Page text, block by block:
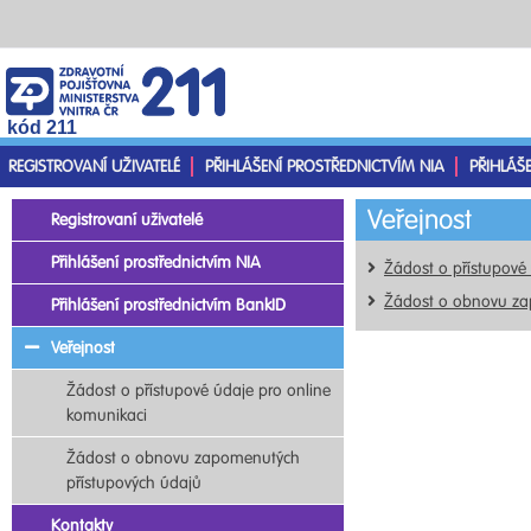
kód 211
REGISTROVANÍ UŽIVATELÉ
PŘIHLÁŠENÍ PROSTŘEDNICTVÍM NIA
Veřejnost
Žádost o
Žádost o obnovu
Registrovaní uživatelé
Přihlášení prostřednictvím NIA
Přihlášení prostřednictvím BankID
Veřejnost
Žádost o přístupové údaje pro online
komunikaci
Žádost o obnovu zapomenutých
přístupových údajů
Kontakty